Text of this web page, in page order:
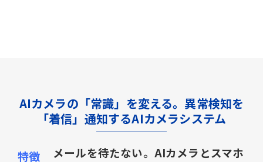
AIカメラの「常識」を変える。異常検知を
「着信」通知するAIカメラシステム
メールを待たない。AIカメラとスマホ